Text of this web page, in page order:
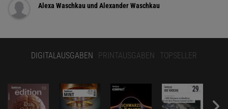
Alexa Waschkau und Alexander Waschkau
DIGITALAUSGABEN PRINTAUSGABEN TOPSELLER